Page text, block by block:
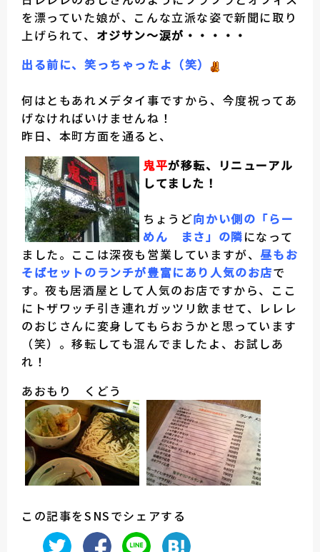
を漂っていた娘が、こんな立派な姿で新聞に取り
上げられて、 オジサン～涙が・・・・・
出る前に、笑っちゃったよ（笑）
何はともあれメデタイ事ですから、今度祝ってあ
げなければいけませんね！
昨日、本町方面を通ると、
鬼平が移転、リニューアル
してました！
ちょうど向かい側の「らー
めん まさ」の隣になって
ました。ここは深夜も営業していますが、昼もお
そばセットのランチが豊富にあり人気のお店で
す。夜も居酒屋として人気のお店ですから、ここ
にトザワッチ引き連れガッツリ飲ませて、レレレ
のおじさんに変身してもらおうかと思っています
（笑）。移転しても混んでましたよ、お試しあ
れ！
あおもり くどう
この記事をSNSでシェアする